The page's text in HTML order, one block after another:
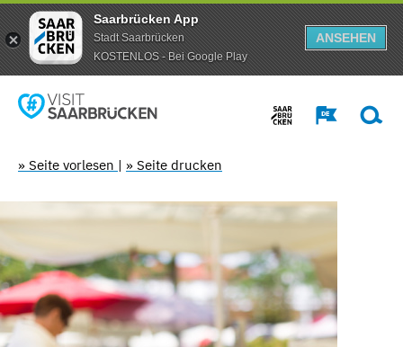
Saarbrücken App
Stadt Saarbrücken
KOSTENLOS - Bei Google Play
ANSEHEN
» Seite vorlesen | » Seite drucken